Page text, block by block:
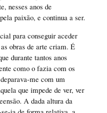
nesses anos de
paixão, e continua a ser.
para conseguir aceder
obras de arte criam. É
durante tantos anos
como o fazia com os
me com um
que impede de ver, ver
A dada altura da